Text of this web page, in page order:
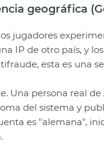
geográfica
jugadores
IP de otro país, y
esta es una
Una persona real
del sistema y
es "alemana",